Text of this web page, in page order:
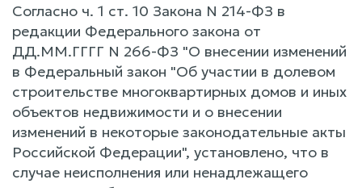
Согласно ч. 1 ст. 10 Закона N 214-ФЗ в
редакции Федерального закона от
ДД.ММ.ГГГГ N 266-ФЗ "О внесении изменений
в Федеральный закон "Об участии в долевом
строительстве многоквартирных домов и иных
объектов недвижимости и о внесении
изменений в некоторые законодательные акты
Российской Федерации", установлено, что в
случае неисполнения или ненадлежащего